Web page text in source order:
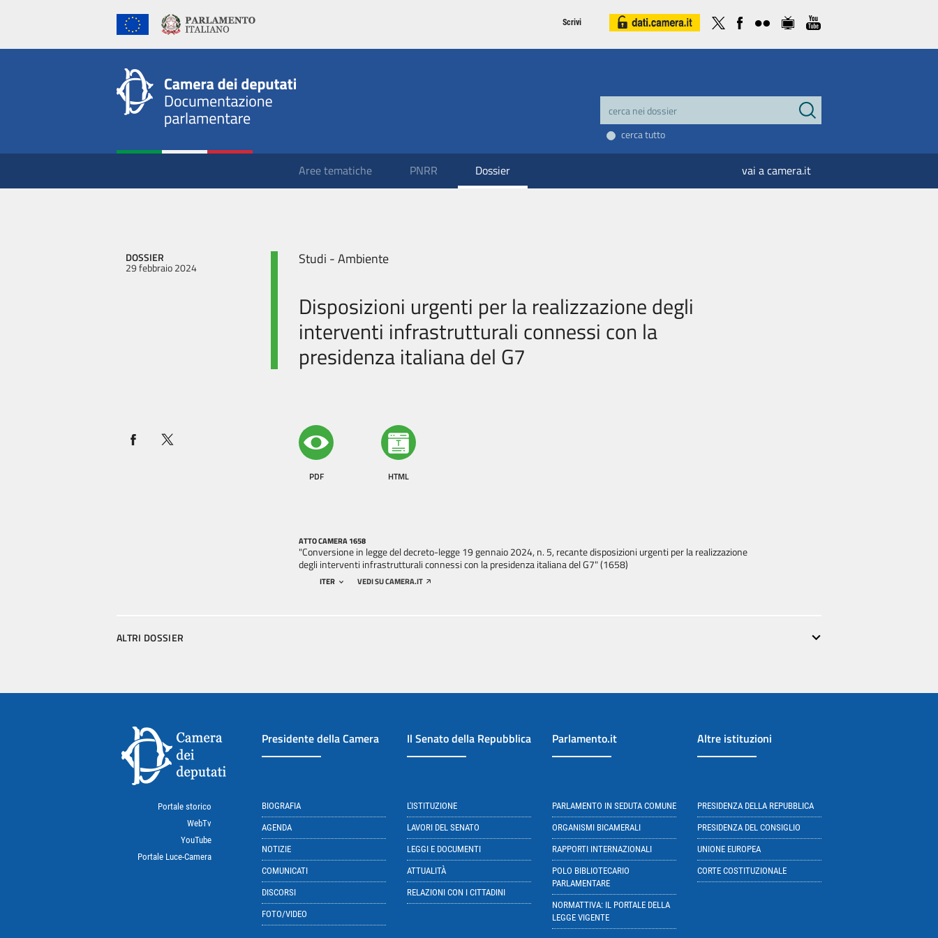
Scrivi
cerca tutto
Aree tematiche PNRR Dossier vai a camera.it
DOSSIER
29 febbraio 2024 Studi - Ambiente
Disposizioni urgenti per la realizzazione degli
interventi infrastrutturali connessi con la
presidenza italiana del G7
PDF HTML
ATTO CAMERA 1658
"Conversione in legge del decreto-legge 19 gennaio 2024, n. 5, recante disposizioni urgenti per la realizzazione
degli interventi infrastrutturali connessi con la presidenza italiana del G7" (1658)
ITER VEDI SU CAMERA.IT
ALTRI DOSSIER
Portale storico
WebTv
YouTube
Portale Luce-Camera
Presidente della Camera
BIOGRAFIA
AGENDA
NOTIZIE
COMUNICATI
DISCORSI
FOTO/VIDEO
Il Senato della Repubblica
L'ISTITUZIONE
LAVORI DEL SENATO
LEGGI E DOCUMENTI
ATTUALITÀ
RELAZIONI CON I CITTADINI
Parlamento.it
PARLAMENTO IN SEDUTA COMUNE
ORGANISMI BICAMERALI
RAPPORTI INTERNAZIONALI
POLO BIBLIOTECARIO
PARLAMENTARE
NORMATTIVA: IL PORTALE DELLA
LEGGE VIGENTE
Altre istituzioni
PRESIDENZA DELLA REPUBBLICA
PRESIDENZA DEL CONSIGLIO
UNIONE EUROPEA
CORTE COSTITUZIONALE